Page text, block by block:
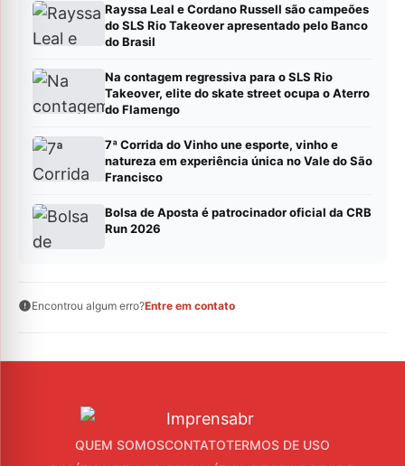
Rayssa Leal e Cordano Russell são campeões
do SLS Rio Takeover apresentado pelo Banco
do Brasil
Na contagem regressiva para o SLS Rio
Takeover, elite do skate street ocupa o Aterro
do Flamengo
7ª Corrida do Vinho une esporte, vinho e
natureza em experiência única no Vale do São
Francisco
Bolsa de Aposta é patrocinador oficial da CRB
Run 2026
Encontrou algum erro?Entre em contato
QUEM SOMOSCONTATOTERMOS DE USO